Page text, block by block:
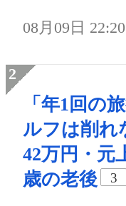
08月09日 22:20
「年1回の
ルフは削れ
42万円・元
歳の老後
3